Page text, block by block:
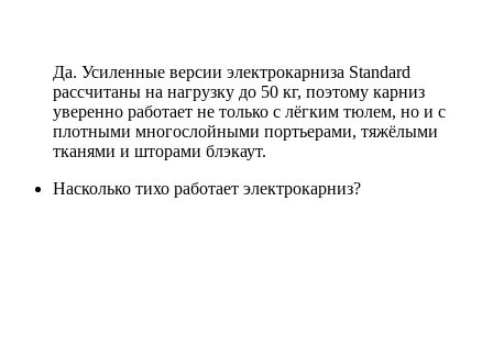
Да. Усиленные версии электрокарниза Standard
рассчитаны на нагрузку до 50 кг, поэтому карниз
уверенно работает не только с лёгким тюлем, но и с
плотными многослойными портьерами, тяжёлыми
тканями и шторами блэкаут.
Насколько тихо работает электрокарниз?